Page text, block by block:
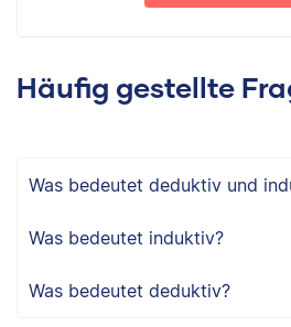
Häufig gestellte
Was bedeutet deduktiv und
Was bedeutet induktiv?
Was bedeutet deduktiv?